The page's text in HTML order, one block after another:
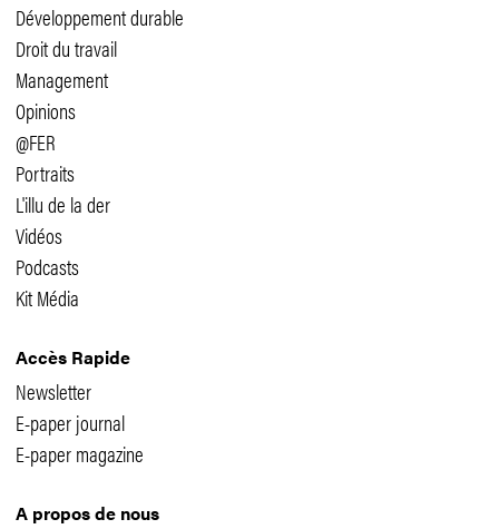
Développement durable
Droit du travail
Management
Opinions
@FER
Portraits
L'illu de la der
Vidéos
Podcasts
Kit Média
Accès Rapide
Newsletter
E-paper journal
E-paper magazine
A propos de nous